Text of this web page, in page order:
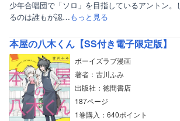
少年合唱団で「ソロ」を目指しているアントン
るのは誰もが認…もっと見る
本屋の八木くん【SS付き電子限定版】
ボーイズラブ漫画
著者：古川ふみ
出版社：徳間書店
187ページ
1巻購入：640ポイント